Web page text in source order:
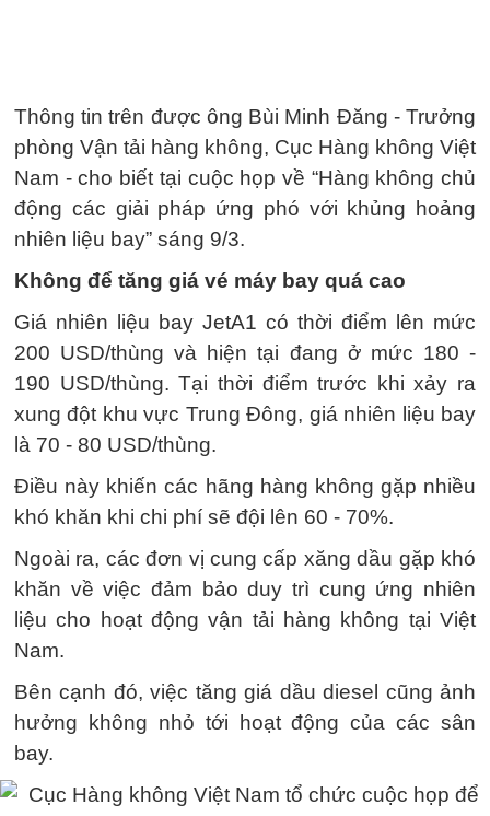
Thông tin trên được ông Bùi Minh Đăng - Trưởng
phòng Vận tải hàng không, Cục Hàng không Việt
Nam - cho biết tại cuộc họp về “Hàng không chủ
động các giải pháp ứng phó với khủng hoảng
nhiên liệu bay” sáng 9/3.
Không để tăng giá vé máy bay quá cao
Giá nhiên liệu bay JetA1 có thời điểm lên mức
200 USD/thùng và hiện tại đang ở mức 180 -
190 USD/thùng. Tại thời điểm trước khi xảy ra
xung đột khu vực Trung Đông, giá nhiên liệu bay
là 70 - 80 USD/thùng.
Điều này khiến các hãng hàng không gặp nhiều
khó khăn khi chi phí sẽ đội lên 60 - 70%.
Ngoài ra, các đơn vị cung cấp xăng dầu gặp khó
khăn về việc đảm bảo duy trì cung ứng nhiên
liệu cho hoạt động vận tải hàng không tại Việt
Nam.
Bên cạnh đó, việc tăng giá dầu diesel cũng ảnh
hưởng không nhỏ tới hoạt động của các sân
bay.